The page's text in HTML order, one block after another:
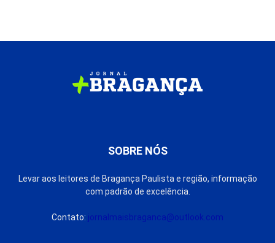
SOBRE NÓS
Levar aos leitores de Bragança Paulista e região, informação
com padrão de excelência.
Contato: jornalmaisbraganca@outlook.com